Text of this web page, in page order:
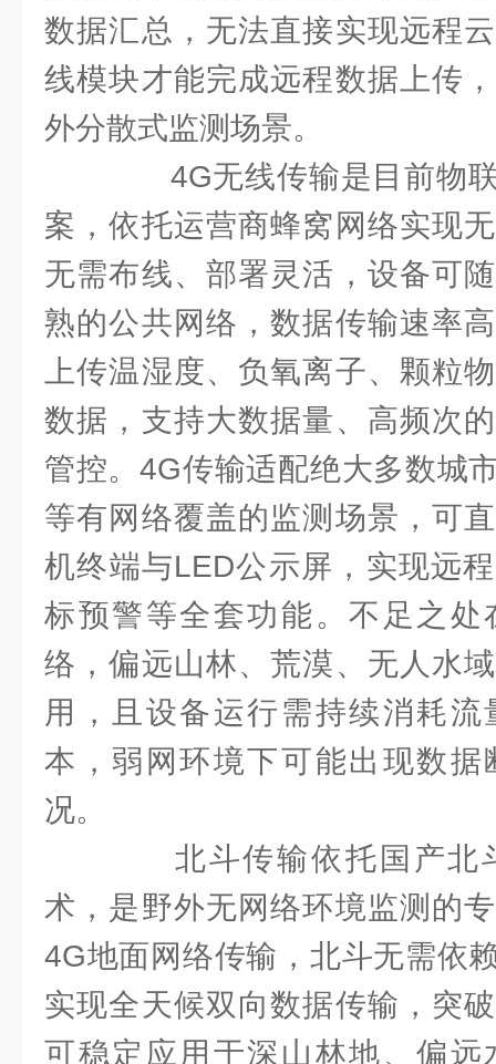
数据汇总，无法直接实现远程
线模块才能完成远程数据上传
外分散式监测场景。
4G无线传输是目前物联
案，依托运营商蜂窝网络实现
无需布线、部署灵活，设备可
熟的公共网络，数据传输速率
上传温湿度、负氧离子、颗粒
数据，支持大数据量、高频次
管控。4G传输适配绝大多数城
等有网络覆盖的监测场景，可
机终端与LED公示屏，实现远
标预警等全套功能。不足之处
络，偏远山林、荒漠、无人水
用，且设备运行需持续消耗
本，弱网环境下可能出现数据
况。
北斗传输依托国产北
术，是野外无网络环境监测的
4G地面网络传输，北斗无需依
实现全天候双向数据传输，突
可稳定应用于深山林地、偏远